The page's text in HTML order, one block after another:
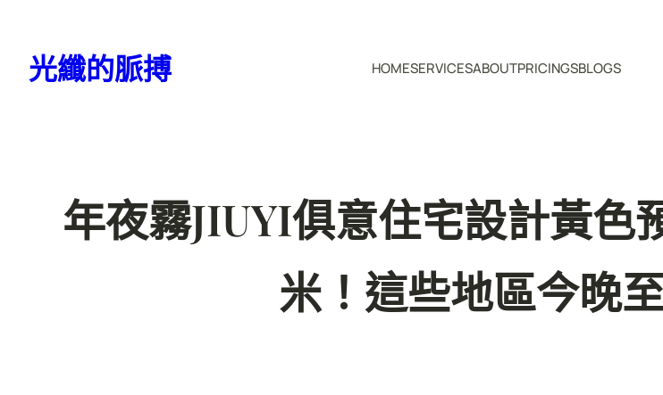
光纖的脈搏 HOMESERVICESABOUTPRICINGSBLOGS
年夜霧JIUYI俱意住宅設計黃色
米！這些地區今晚